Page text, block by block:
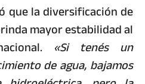
que la diversificación de
mayor estabilidad al
«Si tenés un
de agua, bajamos